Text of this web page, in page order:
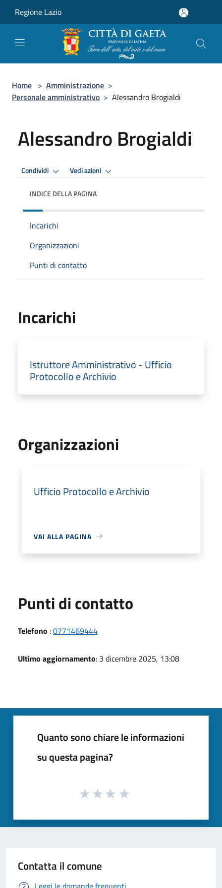
Regione Lazio
Home > Amministrazione >
Personale amministrativo > Alessandro Brogialdi
Alessandro Brogialdi
Condividi Vedi azioni
INDICE DELLA PAGINA
Incarichi
Organizzazioni
Punti di contatto
Incarichi
Istruttore Amministrativo - Ufficio
Protocollo e Archivio
Organizzazioni
Ufficio Protocollo e Archivio
VAI ALLA PAGINA
Punti di contatto
Telefono :0771469444
Ultimo aggiornamento: 3 dicembre 2025, 13:08
Quanto sono chiare le informazioni
su questa pagina?
Contatta il comune